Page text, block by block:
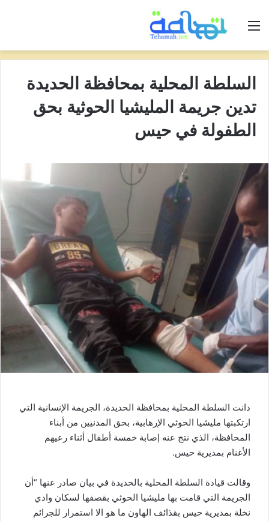
القائمة
السلطة المحلية بمحافظة الحديدة
تدين جريمة المليشيا الحوثية بحق
الطفولة في حيس
دانت السلطة المحلية بمحافظة الحديدة، الجريمة الإنسانية التي
ارتكبتها مليشيا الحوثي الإرهابية، بحق المدنيين من أبناء
المحافظة، الذي نتج عنه إصابة خمسة أطفال أثناء رعيهم
الأغنام بمديرية حيس.
وقالت قيادة السلطة المحلية بالحديدة في بيان صادر عنها “أن
الجريمة التي قامت بها مليشيا الحوثي بقصفها لسكان وادي
نخلة بمديرية حيس بقذائف الهاون ما هو الا استمرار للجرائم